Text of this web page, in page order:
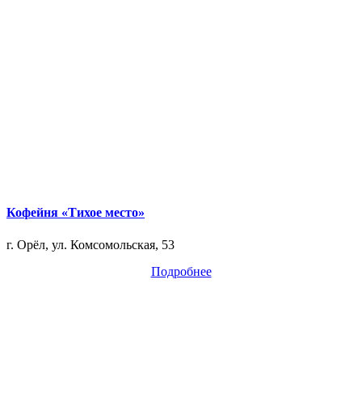
Кофейня «Тихое место»
г. Орёл, ул. Комсомольская, 53
Подробнее